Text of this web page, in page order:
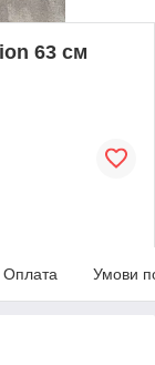
63 см
Оплата Умови